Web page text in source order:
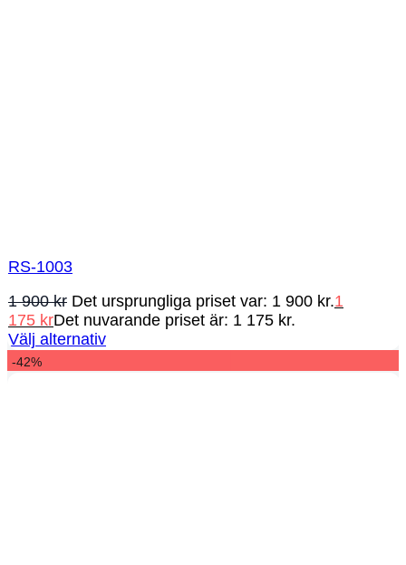
RS-1003
1 900kr Det ursprungliga priset var: 1 900 kr.1
175 krDet nuvarande priset är: 1 175 kr.
Välj alternativ
-42%